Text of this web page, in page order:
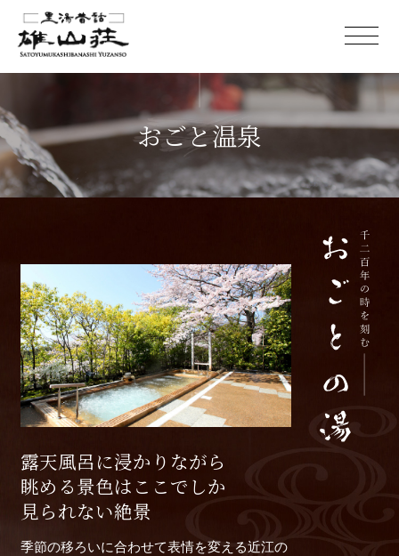
おごと温泉
露天風呂に浸かりながら
眺める景色は ここでしか
見られない絶景
季節の移ろいに合わせて表情を変える近江の